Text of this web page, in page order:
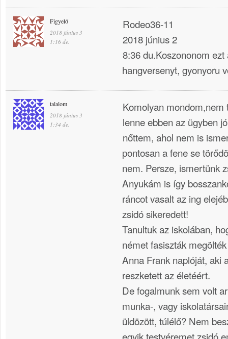
Figyelő
2018 június 3
1:16 de.
Rodeo36-11
2018 június 2
8:36 du.Koszononom ezt
hangversenyt, gyonyoru
talalom
2018 június 3
1:34 de.
Komolyan
lenne ebben az ügyben
nőttem, ahol nem is
pontosan a fene se
nem. Persze, ismertünk
Anyukám is így
ráncot vasalt az ing
zsidó sikeredett!
Tanultuk az iskolában,
német fasiszták
Anna Frank naplóját, aki
reszketett az életéért.
De fogalmunk sem volt
munka-, vagy
üldözött, túlélő? Nem
egyik testvéremet zsidó